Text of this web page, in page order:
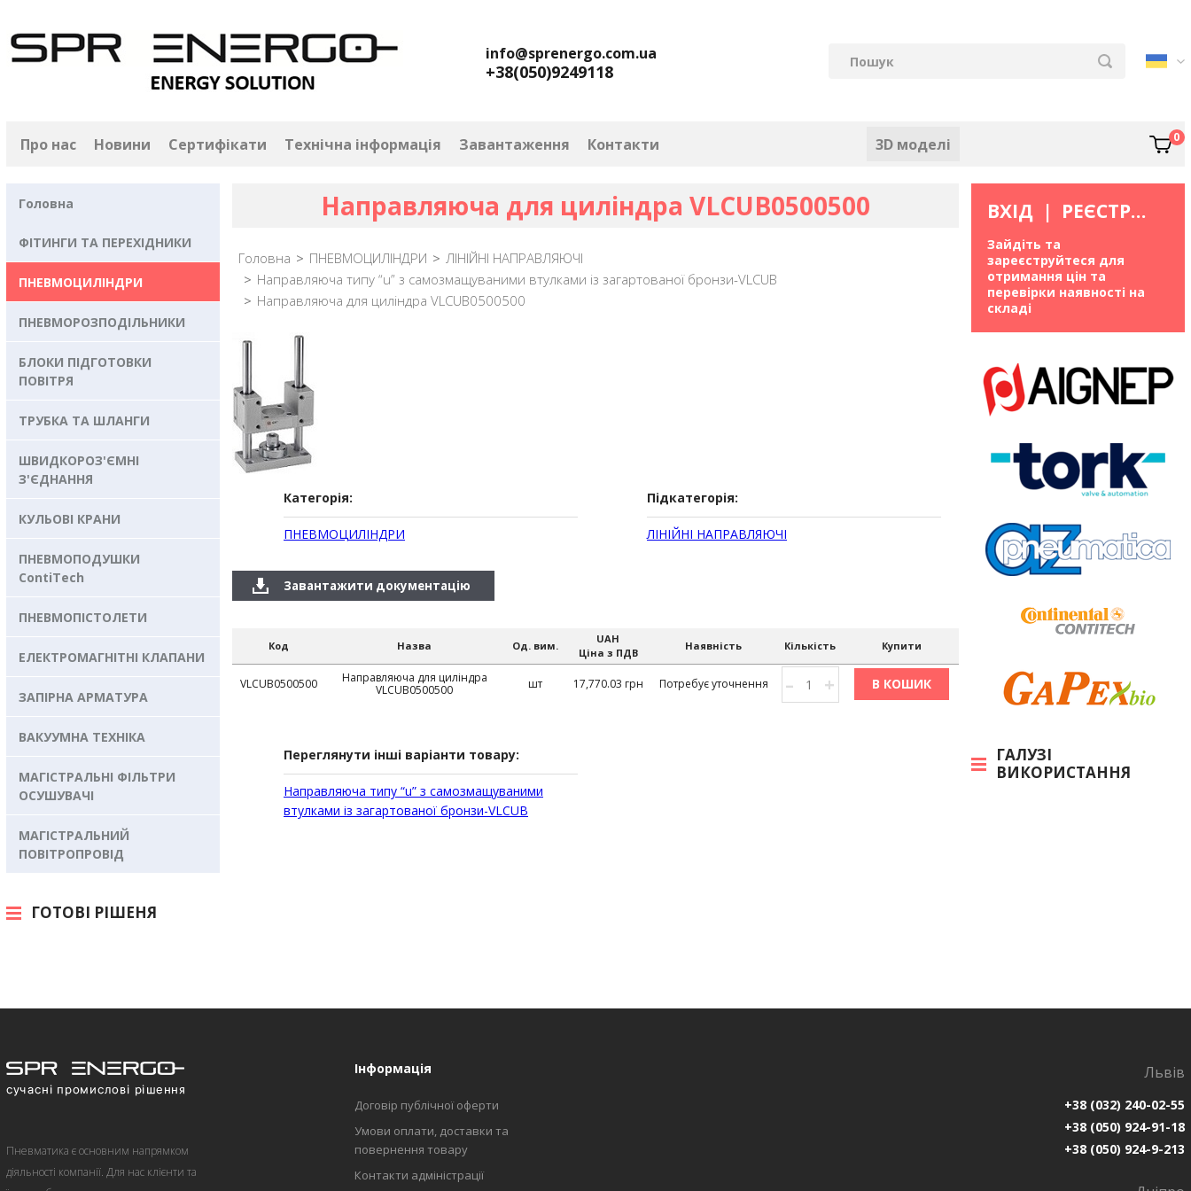
info@sprenergo.com.ua
+38(050)9249118
Про нас Новини Сертифікати Технічна інформація Завантаження Контакти 3D моделі 0
Головна
ФІТИНГИ ТА ПЕРЕХІДНИКИ
ПНЕВМОЦИЛІНДРИ
ПНЕВМОРОЗПОДІЛЬНИКИ
БЛОКИ ПІДГОТОВКИ
ПОВІТРЯ
ТРУБКА ТА ШЛАНГИ
ШВИДКОРОЗ'ЄМНІ
З'ЄДНАННЯ
КУЛЬОВІ КРАНИ
ПНЕВМОПОДУШКИ
ContiTech
ПНЕВМОПІСТОЛЕТИ
ЕЛЕКТРОМАГНІТНІ КЛАПАНИ
ЗАПІРНА АРМАТУРА
ВАКУУМНА ТЕХНІКА
МАГІСТРАЛЬНІ ФІЛЬТРИ
ОСУШУВАЧІ
МАГІСТРАЛЬНИЙ
ПОВІТРОПРОВІД
ГОТОВІ РІШЕНЯ
Направляюча для циліндра VLCUB0500500
Головна > ПНЕВМОЦИЛІНДРИ > ЛІНІЙНІ НАПРАВЛЯЮЧІ
> Направляюча типу “u” з самозмащуваними втулками із загартованої бронзи-VLCUB
> Направляюча для циліндра VLCUB0500500
Категорія:
ПНЕВМОЦИЛІНДРИ
Підкатегорія:
ЛІНІЙНІ НАПРАВЛЯЮЧІ
Завантажити документацію
Код Назва Од. вим.
UAH
Ціна з ПДВ
Наявність Кількість Купити
VLCUB0500500
Направляюча для циліндра
VLCUB0500500
шт 17,770.03 грн Потребує уточнення – + В КОШИК
Переглянути інші варіанти товару:
Направляюча типу “u” з самозмащуваними
втулками із загартованої бронзи-VLCUB
ВХІД | РЕЄСТРАЦІЯ
Зайдіть та
зареєструйтеся для
отримання цін та
перевірки наявності на
складі
ГАЛУЗІ
ВИКОРИСТАННЯ
Пневматика є основним напрямком
діяльності компанії. Для нас клієнти та
Інформація
Договір публічної оферти
Умови оплати, доставки та
повернення товару
Контакти адміністрації
Львів
+38 (032) 240-02-55
+38 (050) 924-91-18
+38 (050) 924-9-213